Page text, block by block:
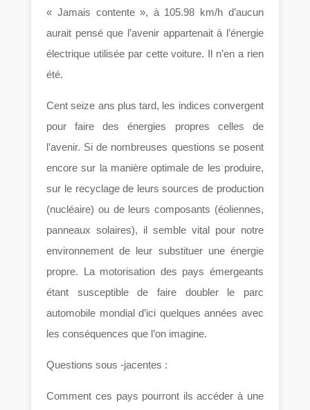
« Jamais contente », à 105.98 km/h d’aucun
aurait pensé que l’avenir appartenait à l’énergie
électrique utilisée par cette voiture. Il n’en a rien
été.
Cent seize ans plus tard, les indices convergent
pour faire des énergies propres celles de
l’avenir. Si de nombreuses questions se posent
encore sur la manière optimale de les produire,
sur le recyclage de leurs sources de production
(nucléaire) ou de leurs composants (éoliennes,
panneaux solaires), il semble vital pour notre
environnement de leur substituer une énergie
propre. La motorisation des pays émergeants
étant susceptible de faire doubler le parc
automobile mondial d’ici quelques années avec
les conséquences que l’on imagine.
Questions sous -jacentes :
Comment ces pays pourront ils accéder à une